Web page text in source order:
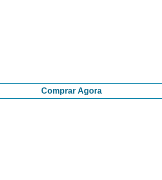
Comprar Agora